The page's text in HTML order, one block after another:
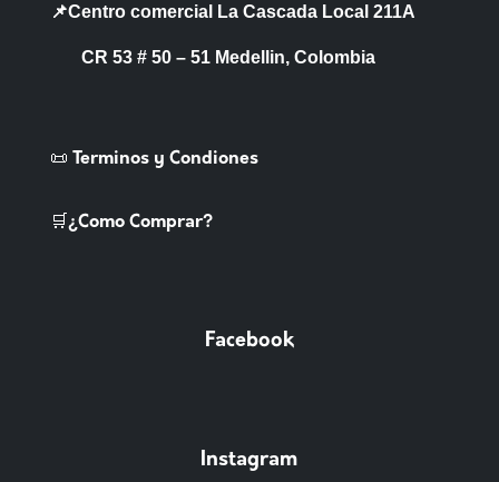
📌Centro comercial La Cascada Local 211A
CR 53 # 50 – 51 Medellin, Colombia
📜 Terminos y Condiones
🛒¿Como Comprar?
Facebook
Instagram